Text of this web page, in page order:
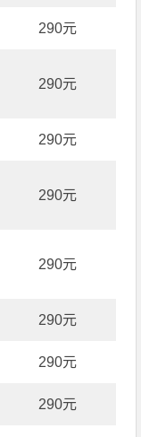
290元
290元
290元
290元
290元
290元
290元
290元